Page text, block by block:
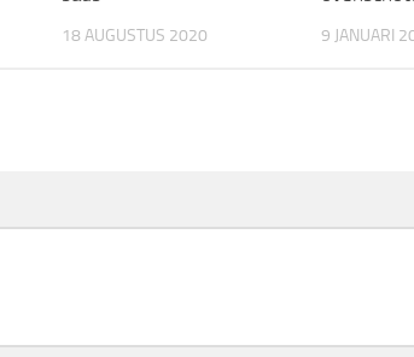
18 AUGUSTUS 2020 9 JANUARI